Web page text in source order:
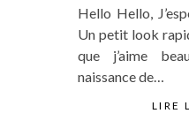
Hello Hello,
Un petit look
que j’aime
naissance de…
LIRE